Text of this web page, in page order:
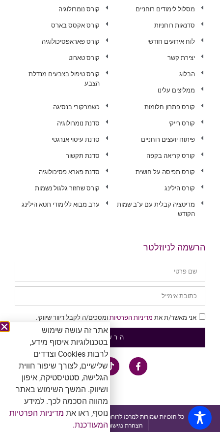
מסלול לימודים רוחניים
סדנאות רוחניות
לוח אירועים חודשי
יצירת קשר
הבלוג
ממליצים עלינו
קורס נומרולוגיה
קורס אקסס בארס
קורס פאראפסיכולוגיה
קורס טארוט
קורס טיפול בצבעים מנדלת
הצבע
קורס פתרון חלומות
קורס רייקי
פיתוח יועצים רוחניים
קורס קריאה בקפה
קורס תפיסה על חושית
קורס הילינג
מדיטציה קבלית עם ע"ב שמות
הקודש
כשמרקורי בנסיגה
סדנת נומרולוגיה
סדנת עיסוי אנרגטי
סדנת תקשור
סדנת פארא פסיכולוגיה
קורס שחזור גלגול נשמות
ערב מבוא ללימודי תטא הילינג
הרשמה לניוזלטר
אני מאשר/ת את מדיניות הפרטיות ומסכים/ה לקבל דיוור שיווקי.
הרשמה
כל הזכויות שמורות למרכז לרוחניות. אין להעתיק ולשכפל ™®Ⓒ
הצהרת נגישות ומדיניות פרטיות
אתר זה עושה שימוש
בטכנולוגיות איסוף מידע,
לרבות Cookies וצדדים
שלישיים, לצורך שיפור חווית
הגלישה, סטטיסטיקה, איפון
ושיווק. המשך השימוש באתר
מהווה הסכמה לכך. למידע
נוסף, ראו את מדיניות הפרטיות
המעודכנת.